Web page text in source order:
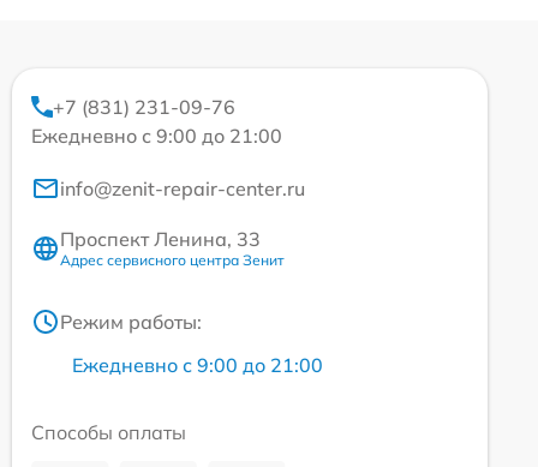
+7 (831) 231-09-76
Ежедневно с 9:00 до 21:00
info@zenit-repair-center.ru
Проспект Ленина, 33
Адрес сервисного центра Зенит
Режим работы:
Ежедневно с 9:00 до 21:00
Способы оплаты